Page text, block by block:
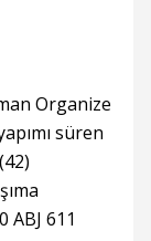
Organize
süren
ABJ 611